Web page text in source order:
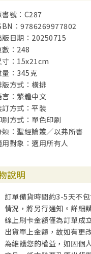
書號：C287
：9786269977802
版日期：20250715
數：248
寸：15x21cm
量：345克
版方式：橫排
言：繁體中文
訂方式：平裝
刷方式：單色印刷
類：聖經論叢／以弗所書
用對象：適用所有人
說明
訂單備貨時間約3-5天不
情況，將另行通知。詳細
線上刷卡金額僅為訂單成
出貨單上金額，故如有更
為維護您的權益，如因個